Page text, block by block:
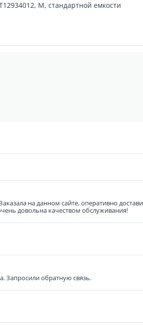
M, стандартной емкости
на данном сайте, оперативно
довольна качеством обслуживания!
Запросили обратную связь.